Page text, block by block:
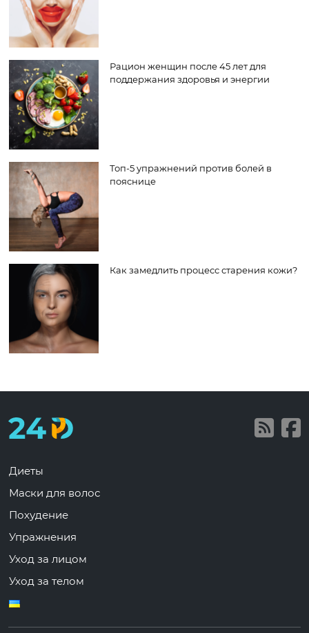
Рацион женщин после 45 лет для
поддержания здоровья и энергии
Топ-5 упражнений против болей в
пояснице
Как замедлить процесс старения кожи?
Диеты
Маски для волос
Похудение
Упражнения
Уход за лицом
Уход за телом